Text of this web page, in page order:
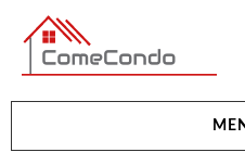
多伦多最新最全的楼